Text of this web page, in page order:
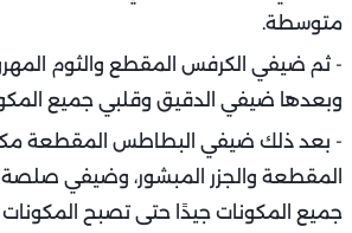
متوسطة.
- ثم ضيفي الكرفس المقطع والثوم
وبعدها ضيفي الدقيق وقلبي جميع
- بعد ذلك ضيفي البطاطس المقطعة
المقطعة والجزر المبشور، وضيفي
جميع المكونات جيدًا حتى تصبح